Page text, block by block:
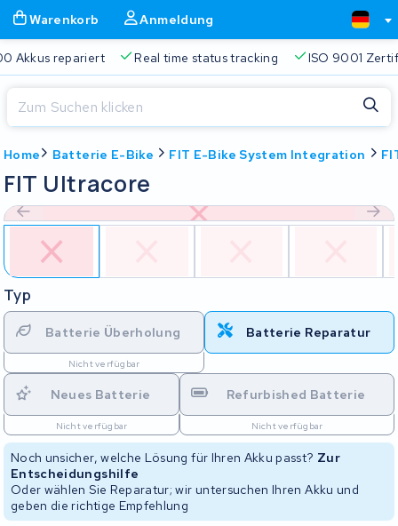
Warenkorb Anmeldung
Akkus repariert Real time status tracking ISO 9001
Home Batterie E-Bike FIT E-Bike System Integration
FIT Ultracore
Typ
Batterie Überholung
Nicht verfügbar
Batterie Reparatur
Neues Batterie
Nicht verfügbar
Refurbished Batterie
Nicht verfügbar
Noch unsicher, welche Lösung für Ihren Akku passt? Zur
Entscheidungshilfe
Oder wählen Sie Reparatur; wir untersuchen Ihren Akku und
geben die richtige Empfehlung
Schließen
Ihr Warenkorb ist leer.
Immer eine passende Lösung
Schließen
Beginnen Sie mit der Eingabe in der Suchleiste, um zu suchen